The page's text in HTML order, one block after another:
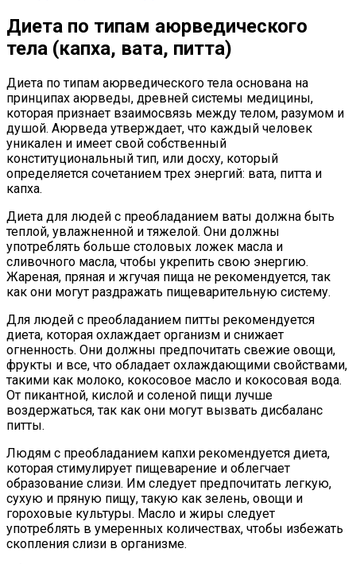
Диета по типам аюрведического
тела (капха, вата, питта)
Диета по типам аюрведического тела основана на
принципах аюрведы, древней системы медицины,
которая признает взаимосвязь между телом, разумом и
душой. Аюрведа утверждает, что каждый человек
уникален и имеет свой собственный
конституциональный тип, или досху, который
определяется сочетанием трех энергий: вата, питта и
капха.
Диета для людей с преобладанием ваты должна быть
теплой, увлажненной и тяжелой. Они должны
употреблять больше столовых ложек масла и
сливочного масла, чтобы укрепить свою энергию.
Жареная, пряная и жгучая пища не рекомендуется, так
как они могут раздражать пищеварительную систему.
Для людей с преобладанием питты рекомендуется
диета, которая охлаждает организм и снижает
огненность. Они должны предпочитать свежие овощи,
фрукты и все, что обладает охлаждающими свойствами,
такими как молоко, кокосовое масло и кокосовая вода.
От пикантной, кислой и соленой пищи лучше
воздержаться, так как они могут вызвать дисбаланс
питты.
Людям с преобладанием капхи рекомендуется диета,
которая стимулирует пищеварение и облегчает
образование слизи. Им следует предпочитать легкую,
сухую и пряную пищу, такую как зелень, овощи и
гороховые культуры. Масло и жиры следует
употреблять в умеренных количествах, чтобы избежать
скопления слизи в организме.